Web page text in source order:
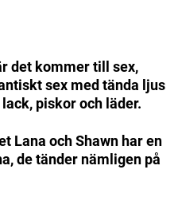
det kommer till sex,
sex med tända ljus
piskor och läder.
Lana och Shawn har en
de tänder nämligen på